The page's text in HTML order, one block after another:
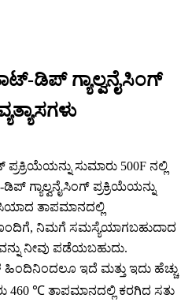
ಡಿಪ್ ಗ್ಯಾಲ್ವನೈಸಿಂಗ್
ಸುಮಾರು 500F ನಲ್ಲಿ
ಗ್ಯಾಲ್ವನೈಸಿಂಗ್ ಪ್ರಕ್ರಿಯೆಯನ್ನು
ತಾಪಮಾನದಲ್ಲಿ
ನಿಮಗೆ ಸಮಸ್ಯೆಯಾಗಬಹುದಾದ
ನೀವು ಪಡೆಯಬಹುದು.
ಹಿಂದಿನಿಂದಲೂ ಇದೆ ಮತ್ತು ಇದು ಹೆಚ್ಚು
460 ℃ ತಾಪಮಾನದಲ್ಲಿ ಕರಗಿದ ಸತು